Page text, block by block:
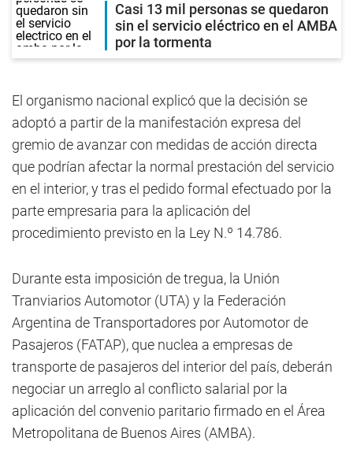
Casi 13 mil personas se quedaron
sin el servicio eléctrico en el AMBA
por la tormenta
El organismo nacional explicó que la decisión se
adoptó a partir de la manifestación expresa del
gremio de avanzar con medidas de acción directa
que podrían afectar la normal prestación del servicio
en el interior, y tras el pedido formal efectuado por la
parte empresaria para la aplicación del
procedimiento previsto en la Ley N.º 14.786.
Durante esta imposición de tregua, la Unión
Tranviarios Automotor (UTA) y la Federación
Argentina de Transportadores por Automotor de
Pasajeros (FATAP), que nuclea a empresas de
transporte de pasajeros del interior del país, deberán
negociar un arreglo al conflicto salarial por la
aplicación del convenio paritario firmado en el Área
Metropolitana de Buenos Aires (AMBA).